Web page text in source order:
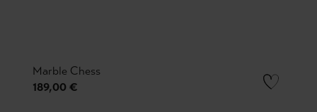
Marble Chess
189,00 €